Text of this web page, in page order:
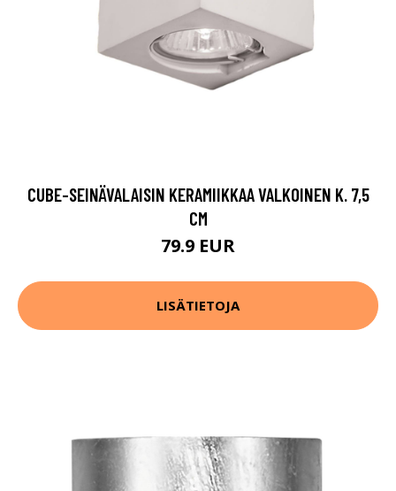
CUBE-SEINÄVALAISIN KERAMIIKKAA VALKOINEN K. 7,5
CM
79.9 EUR
LISÄTIETOJA